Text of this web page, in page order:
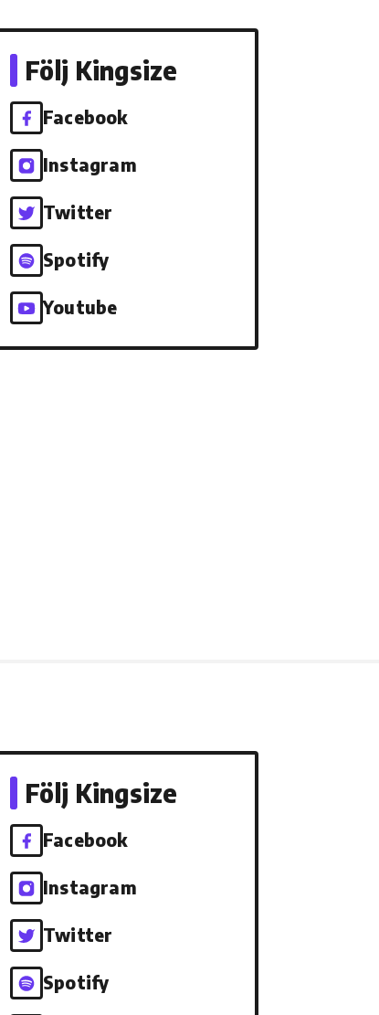
Följ Kingsize
Facebook
Instagram
Twitter
Spotify
Youtube
Följ Kingsize
Facebook
Instagram
Twitter
Spotify